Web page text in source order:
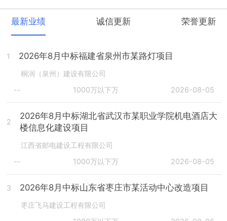
最新业绩 诚信更新 荣誉更新
1 2026年8月中标福建省泉州市某路灯项目
桐润（泉州）建设有限公司
--
1000万以下万 2026-08-05
2
2026年8月中标湖北省武汉市某职业学院机电酒店大
楼信息化建设项目
江西省邮电建设工程有限公司
--
1000万以下万 2026-08-05
3 2026年8月中标山东省枣庄市某活动中心改造项目
枣庄飞马建设工程有限公司